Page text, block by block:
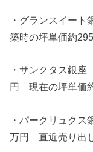
・グランスイー
築時の坪単価約
・サンクタス銀
円 現在の坪単価
・パークリュク
万円 直近売り出